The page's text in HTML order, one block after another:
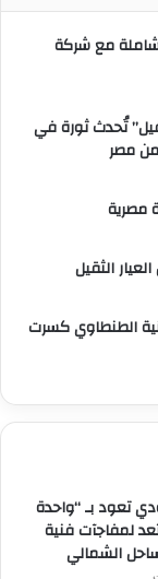
مع شركة
تُحدث ثورة في
من مصر
مصرية
الثقيل
الطنطاوي كسرت
تعود بـ “واحدة
لمفاجآت فنية
الشمالي